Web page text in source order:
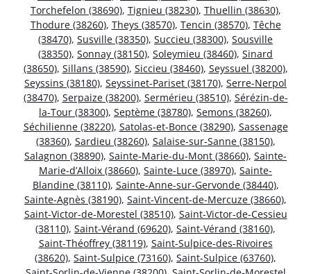
Torchefelon (38690), Tignieu (38230), Thuellin (38630),
Thodure (38260), Theys (38570), Tencin (38570), Têche
(38470), Susville (38350), Succieu (38300), Sousville
(38350), Sonnay (38150), Soleymieu (38460), Sinard
(38650), Sillans (38590), Siccieu (38460), Seyssuel (38200),
Seyssins (38180), Seyssinet-Pariset (38170), Serre-Nerpol
(38470), Serpaize (38200), Sermérieu (38510), Sérézin-de-
la-Tour (38300), Septème (38780), Semons (38260),
Séchilienne (38220), Satolas-et-Bonce (38290), Sassenage
(38360), Sardieu (38260), Salaise-sur-Sanne (38150),
Salagnon (38890), Sainte-Marie-du-Mont (38660), Sainte-
Marie-d’Alloix (38660), Sainte-Luce (38970), Sainte-
Blandine (38110), Sainte-Anne-sur-Gervonde (38440),
Sainte-Agnès (38190), Saint-Vincent-de-Mercuze (38660),
Saint-Victor-de-Morestel (38510), Saint-Victor-de-Cessieu
(38110), Saint-Vérand (69620), Saint-Vérand (38160),
Saint-Théoffrey (38119), Saint-Sulpice-des-Rivoires
(38620), Saint-Sulpice (73160), Saint-Sulpice (63760),